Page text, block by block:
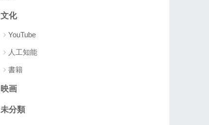
文化
YouTube
人工知能
書籍
映画
未分類